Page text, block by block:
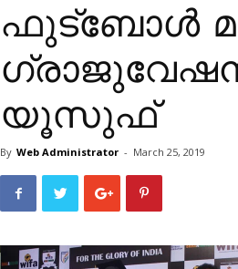
ഫുട്ബോൾ
യൂസുഫ്‌
By Web Administrator - March 25, 2019